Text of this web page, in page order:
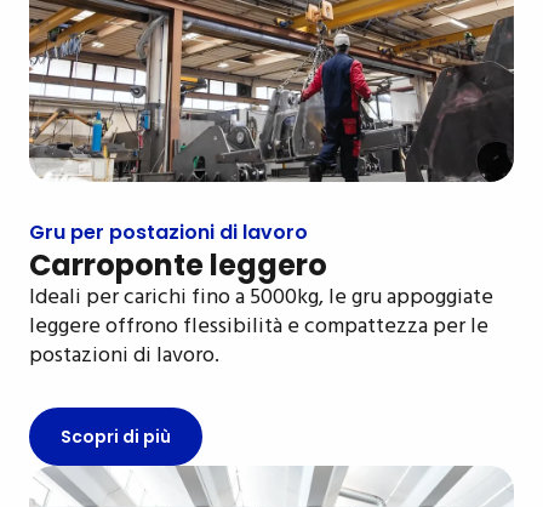
Gru per postazioni di lavoro
Carroponte leggero
Ideali per carichi fino a 5000kg, le gru appoggiate
leggere offrono flessibilità e compattezza per le
postazioni di lavoro.
Scopri di più